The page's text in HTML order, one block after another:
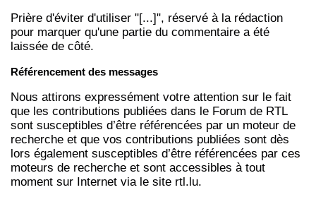
Prière d'éviter d'utiliser "[...]", réservé à la rédaction
pour marquer qu'une partie du commentaire a été
laissée de côté.
Référencement des messages
Nous attirons expressément votre attention sur le fait
que les contributions publiées dans le Forum de RTL
sont susceptibles d’être référencées par un moteur de
recherche et que vos contributions publiées sont dès
lors également susceptibles d’être référencées par ces
moteurs de recherche et sont accessibles à tout
moment sur Internet via le site rtl.lu.